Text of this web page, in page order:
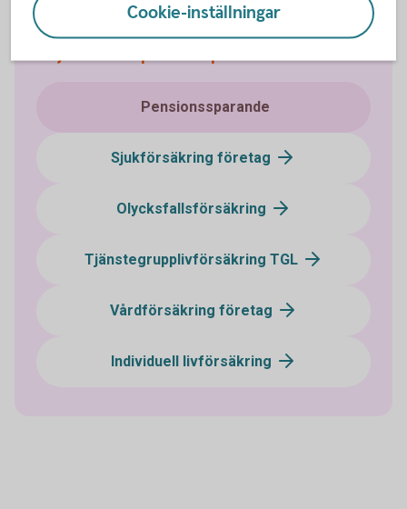
Välj innehåll i pensionsplanen
Pensionssparande
Sjukförsäkring företag
Olycksfallsförsäkring
Tjänstegrupplivförsäkring TGL
Vårdförsäkring företag
Individuell livförsäkring
Cookie-inställningar